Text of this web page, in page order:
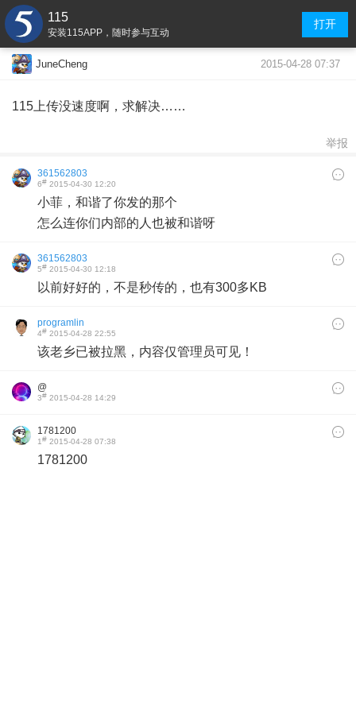
115
安装115APP，随时参与互动
打开
JuneCheng 2015-04-28 07:37
115上传没速度啊，求解决……
举报
361562803
6# 2015-04-30 12:20
​小菲，和谐了你发的那个
怎么连你们内部的人也被和谐呀
361562803
5# 2015-04-30 12:18
以前好好的，不是秒传的，也有300多KB
programlin
4# 2015-04-28 22:55
该老乡已被拉黑，内容仅管理员可见！
@
3# 2015-04-28 14:29
1781200
1# 2015-04-28 07:38
1781200